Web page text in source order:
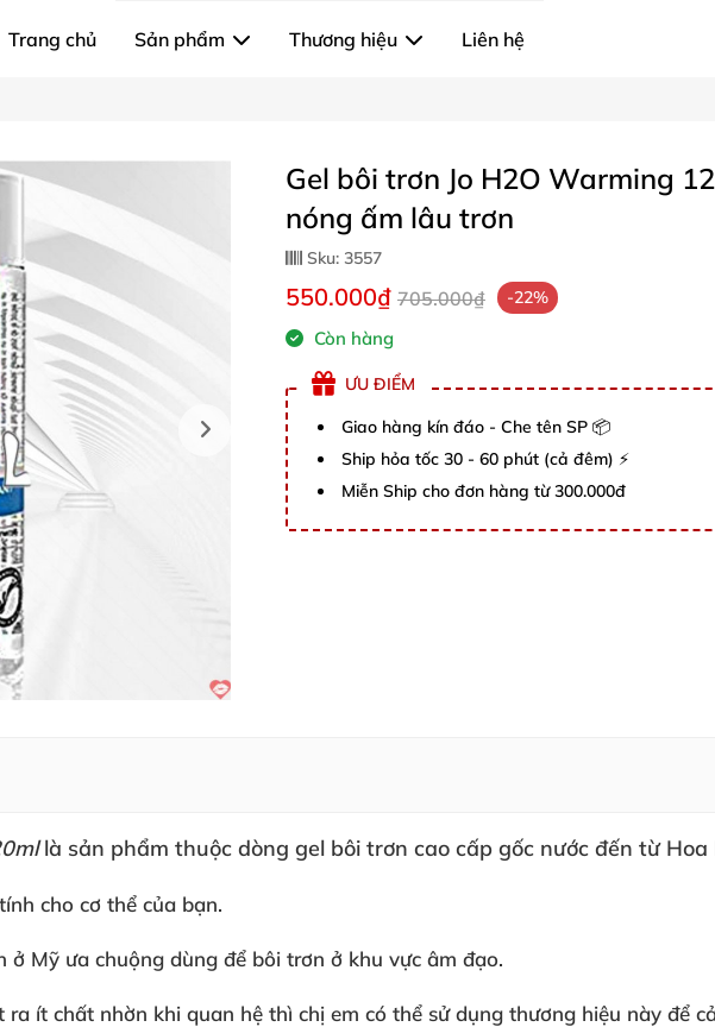
Trang chủ Sản phẩm Thương hiệu Liên hệ
Gel bôi trơn Jo H2O Warming
nóng ấm lâu trơn
Sku: 3557
550.000₫ 705.000₫ -22%
Còn hàng
ƯU ĐIỂM
Giao hàng kín đáo - Che tên SP 📦
Ship hỏa tốc 30 - 60 phút (cả đêm) ⚡
Miễn Ship cho đơn hàng từ 300.000đ
là sản phẩm thuộc dòng gel bôi trơn cao cấp gốc nước đến từ Hoa
cho cơ thể của bạn.
ở Mỹ ưa chuộng dùng để bôi trơn ở khu vực âm đạo.
ra ít chất nhờn khi quan hệ thì chị em có thể sử dụng thương hiệu này để